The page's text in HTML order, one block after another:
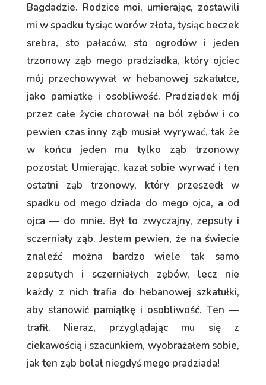
Bagdadzie. Rodzice moi, umierając, zostawili
mi w spadku tysiąc worów złota, tysiąc beczek
srebra, sto pałaców, sto ogrodów i jeden
trzonowy ząb mego pradziadka, który ojciec
mój przechowywał w hebanowej szkatułce,
jako pamiątkę i osobliwość. Pradziadek mój
przez całe życie chorował na ból zębów i co
pewien czas inny ząb musiał wyrywać, tak że
w końcu jeden mu tylko ząb trzonowy
pozostał. Umierając, kazał sobie wyrwać i ten
ostatni ząb trzonowy, który przeszedł w
spadku od mego dziada do mego ojca, a od
ojca — do mnie. Był to zwyczajny, zepsuty i
sczerniały ząb. Jestem pewien, że na świecie
znaleźć można bardzo wiele tak samo
zepsutych i sczerniałych zębów, lecz nie
każdy z nich trafia do hebanowej szkatułki,
aby stanowić pamiątkę i osobliwość. Ten —
trafił. Nieraz, przyglądając mu się z
ciekawością i szacunkiem, wyobrażałem sobie,
jak ten ząb bolał niegdyś mego pradziada!